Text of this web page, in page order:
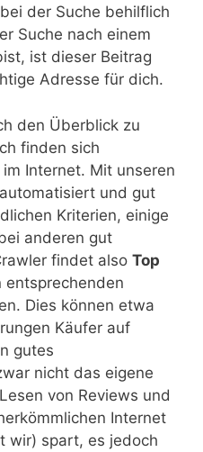
der Suche behilflich
Suche nach einem
ist dieser Beitrag
Adresse für dich.
den Überblick zu
finden sich
Internet. Mit unseren
und gut
Kriterien, einige
anderen gut
findet also Top
entsprechenden
Dies können etwa
Käufer auf
gutes
nicht das eigene
von Reviews und
Internet
wir) spart, es jedoch